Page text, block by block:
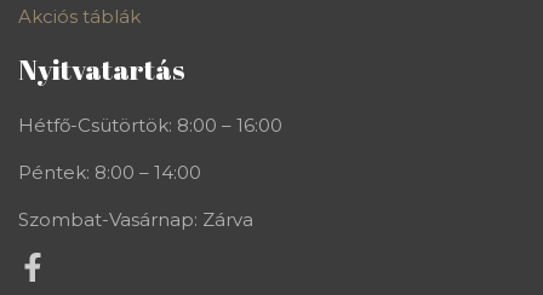
Akciós táblák
Nyitvatartás
Hétfő-Csütörtök: 8:00 – 16:00
Péntek: 8:00 – 14:00
Szombat-Vasárnap: Zárva